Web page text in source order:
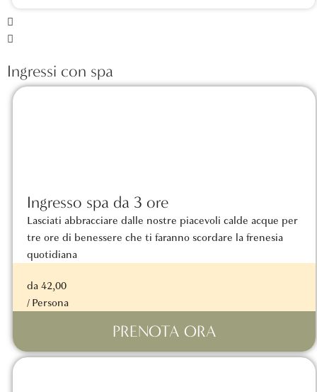
Ingressi con spa
Ingresso spa da 3 ore
Lasciati abbracciare dalle nostre piacevoli calde acque per
tre ore di benessere che ti faranno scordare la frenesia
quotidiana
da 42,00
/ Persona
PRENOTA ORA